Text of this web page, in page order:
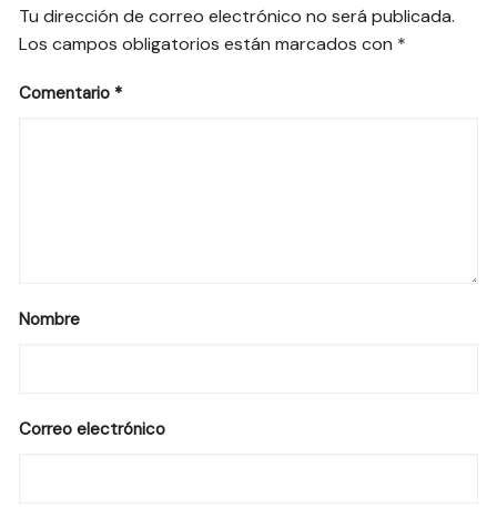
Tu dirección de correo electrónico no será publicada.
Los campos obligatorios están marcados con *
Comentario *
Nombre
Correo electrónico